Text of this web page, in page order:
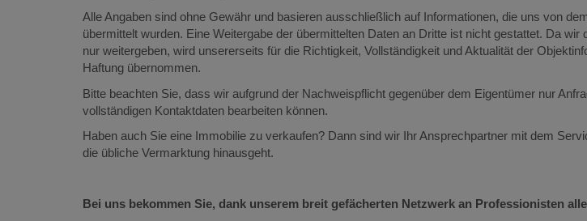
Alle Angaben sind ohne Gewähr und basieren ausschließlich auf Informationen, die uns von
übermittelt wurden. Eine Weitergabe der übermittelten Daten an Dritte ist nicht gestattet. Da wir
nur weitergeben, wird unsererseits für die Richtigkeit, Vollständigkeit und Aktualität der
Haftung übernommen.
Bitte beachten Sie, dass wir aufgrund der Nachweispflicht gegenüber dem Eigentümer nur
vollständigen Kontaktdaten bearbeiten können.
Haben auch Sie eine Immobilie zu verkaufen? Dann sind wir Ihr Ansprechpartner mit dem
die übliche Vermarktung hinausgeht.
Bei uns bekommen Sie, dank unserem breit gefächerten Netzwerk an Professionisten